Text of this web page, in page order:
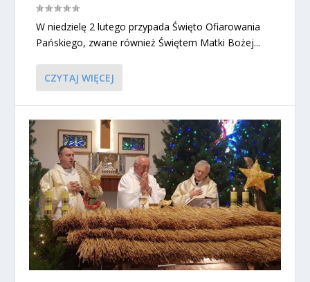
W niedzielę 2 lutego przypada Święto Ofiarowania
Pańskiego, zwane również Świętem Matki Bożej...
CZYTAJ WIĘCEJ